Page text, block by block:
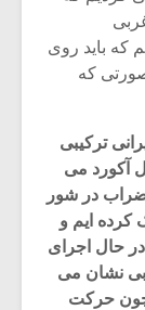
که باید روی
که
ترکیبی
آکورد می
در شور
کرده ایم و
حال اجرای
نشان می
چون حرکت